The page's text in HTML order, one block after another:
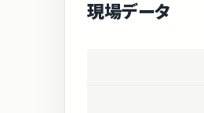
現場データ